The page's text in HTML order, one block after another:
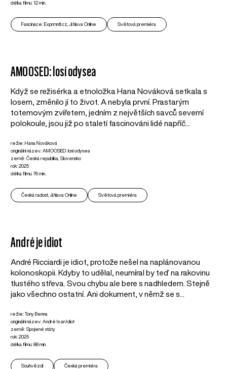
délka filmu: 12 min.
Fascinace: Exprmntl.cz, Ji.hlava Online Světová premiéra
AMOOSED: losí odysea
Když se režisérka a etnoložka Hana Nováková setkala s
losem, změnilo jí to život. A nebyla první. Prastarým
totemovým zvířetem, jedním z největších savců severní
polokoule, jsou již po staletí fascinováni lidé napříč...
režie: Hana Nováková
originální název: AMOOSED: losí odysea
země: Česká republika, Slovensko
rok: 2025
délka filmu: 76 min.
Česká radost, Ji.hlava Online Světová premiéra
André je idiot
André Ricciardi je idiot, protože nešel na naplánovanou
kolonoskopii. Kdyby to udělal, neumíral by teď na rakovinu
tlustého střeva. Svou chybu ale bere s nadhledem. Stejně
jako všechno ostatní. Ani dokument, v němž se s...
režie: Tony Benna
originální název: André Is an Idiot
země: Spojené státy
rok: 2025
délka filmu: 88 min.
Souhvězdí Česká premiéra